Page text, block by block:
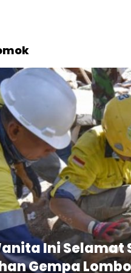
Ini Selamat
Gempa